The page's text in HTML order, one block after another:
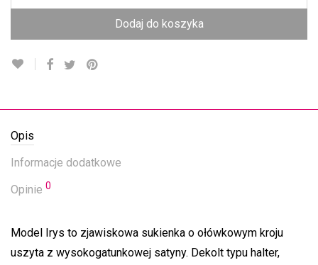
Dodaj do koszyka
Opis
Informacje dodatkowe
Opinie 0
Model Irys to zjawiskowa sukienka o ołówkowym kroju
uszyta z wysokogatunkowej satyny. Dekolt typu halter,